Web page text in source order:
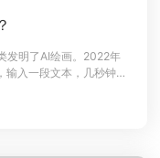
发明了AI绘画。2022年
入一段文本，几秒钟就
游戏圈等各领域发现非